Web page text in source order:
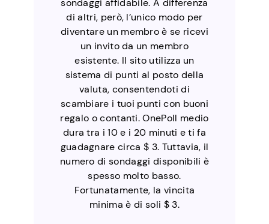
sondaggi affidabile. A differenza
di altri, però, l’unico modo per
diventare un membro è se ricevi
un invito da un membro
esistente. Il sito utilizza un
sistema di punti al posto della
valuta, consentendoti di
scambiare i tuoi punti con buoni
regalo o contanti. OnePoll medio
dura tra i 10 e i 20 minuti e ti fa
guadagnare circa $ 3. Tuttavia, il
numero di sondaggi disponibili è
spesso molto basso.
Fortunatamente, la vincita
minima è di soli $ 3.